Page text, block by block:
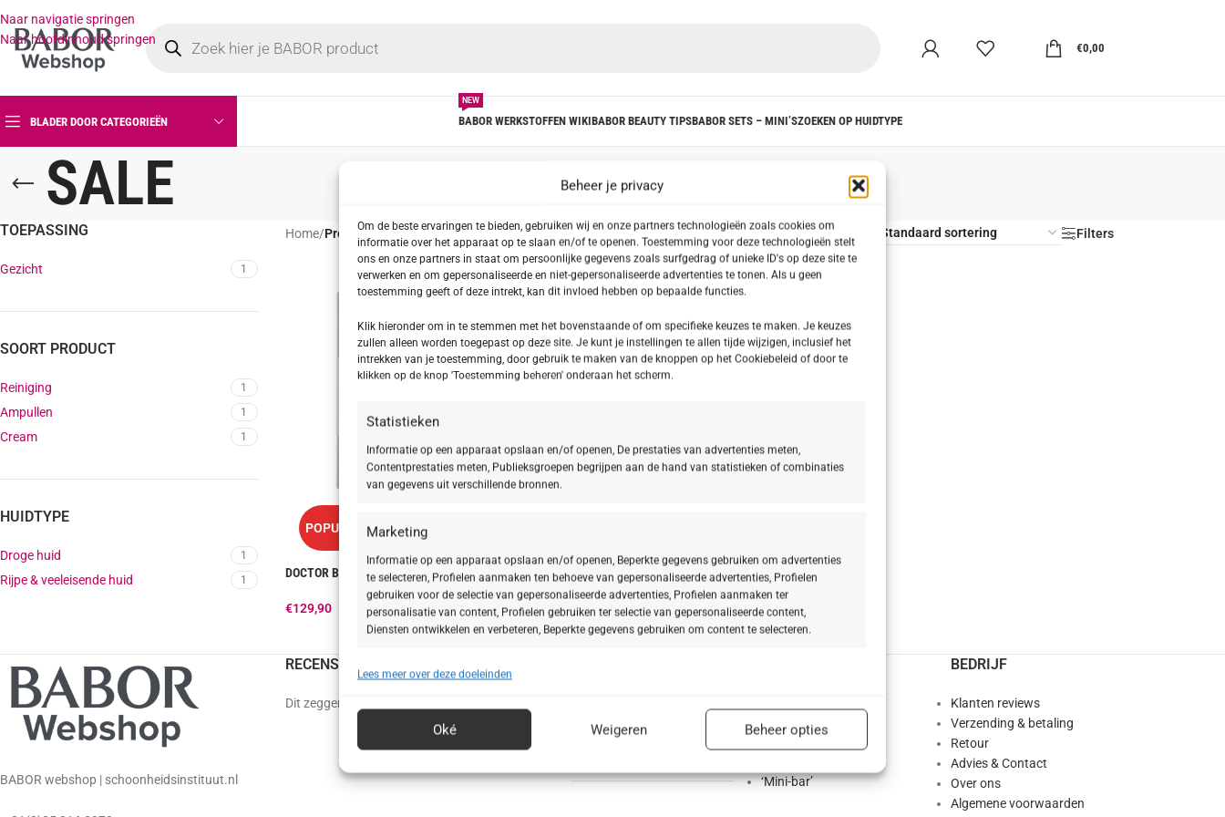
Beheer je privacy
Om de beste ervaringen te bieden, gebruiken wij en onze partners technologieën zoals cookies om
informatie over het apparaat op te slaan en/of te openen. Toestemming voor deze technologieën stelt
ons en onze partners in staat om persoonlijke gegevens zoals surfgedrag of unieke ID's op deze site te
verwerken en om gepersonaliseerde en niet-gepersonaliseerde advertenties te tonen. Als u geen
toestemming geeft of deze intrekt, kan dit invloed hebben op bepaalde functies.
Klik hieronder om in te stemmen met het bovenstaande of om specifieke keuzes te maken. Je keuzes
zullen alleen worden toegepast op deze site. Je kunt je instellingen te allen tijde wijzigen, inclusief het
intrekken van je toestemming, door gebruik te maken van de knoppen op het Cookiebeleid of door te
klikken op de knop 'Toestemming beheren' onderaan het scherm.
Statistieken
Informatie op een apparaat opslaan en/of openen, De prestaties van advertenties meten,
Contentprestaties meten, Publieksgroepen begrijpen aan de hand van statistieken of combinaties
van gegevens uit verschillende bronnen.
Marketing
Informatie op een apparaat opslaan en/of openen, Beperkte gegevens gebruiken om advertenties
te selecteren, Profielen aanmaken ten behoeve van gepersonaliseerde advertenties, Profielen
gebruiken voor de selectie van gepersonaliseerde advertenties, Profielen aanmaken ter
personalisatie van content, Profielen gebruiken ter selectie van gepersonaliseerde content,
Diensten ontwikkelen en verbeteren, Beperkte gegevens gebruiken om content te selecteren.
Toepassingen
Verschillende apparaten linken, Apparaten identificeren op basis van automatisch
Zorg dragen voor beveiliging, fraude voorkomen en detecteren en
Lees meer over deze doeleinden
Oké Weigeren Beheer opties
Naar navigatie springen
Naar hoofdinhoud springen
€0,00
BLADER DOOR CATEGORIEËN BABOR WERKSTOFFEN WIKI
NEW
BABOR BEAUTY TIPSBABOR SETS – MINI’SZOEKEN OP HUIDTYPE
SALE
TOEPASSING
Gezicht 1
SOORT PRODUCT
Reiniging 1
Ampullen 1
Cream 1
HUIDTYPE
Droge huid 1
Rijpe & veeleisende huid 1
Home/Producten getagged “SALE” Toon Alles Filters
POPULAIR
DOCTOR BABOR – LIFTING 70 Anniversary Set
€129,90
BABOR webshop | schoonheidsinstituut.nl
RECENSIES
Dit zeggen onze klanten over ons
Ampullen
SeaCreation®
‘Mini-bar’
BEDRIJF
Klanten reviews
Verzending & betaling
Retour
Advies & Contact
Over ons
Algemene voorwaarden